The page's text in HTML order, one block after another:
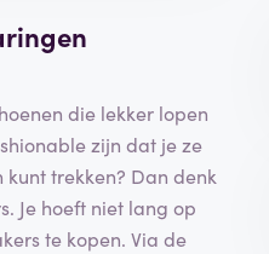
die lekker lopen
zijn dat je ze
trekken? Dan denk
Je hoeft niet lang op
te kopen. Via de